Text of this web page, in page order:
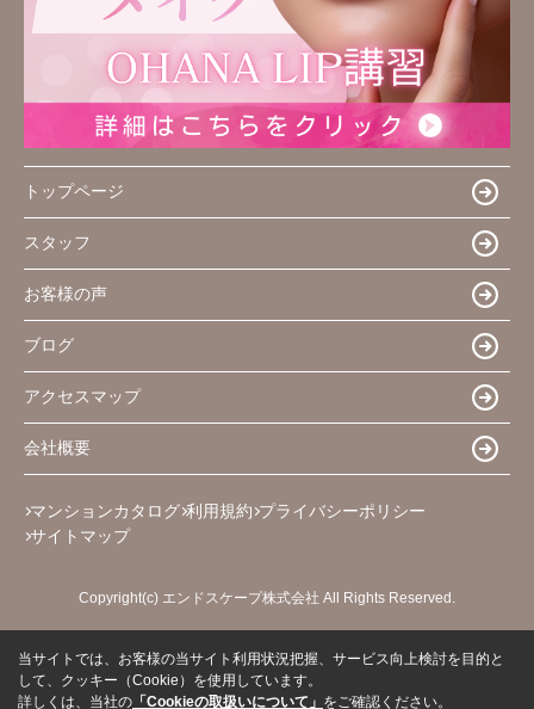
トップページ
スタッフ
お客様の声
ブログ
アクセスマップ
会社概要
マンションカタログ 利用規約 プライバシーポリシー
サイトマップ
Copyright(c) エンドスケープ株式会社 All Rights Reserved.
当サイトでは、お客様の当サイト利用状況把握、サービス向上検討を目的と
して、クッキー（Cookie）を使用しています。
詳しくは、当社の 「Cookieの取扱いについて」 をご確認ください。